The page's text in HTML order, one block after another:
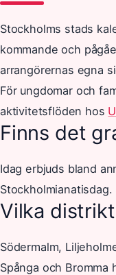
Stockholms stads
kommande och
arrangörernas egna
För ungdomar och
aktivitetsflöden hos
Finns det
Idag erbjuds bland
Vilka
Södermalm,
Spånga och